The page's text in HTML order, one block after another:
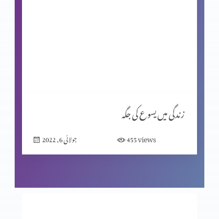
نجات بخش ایمان کے صبوت (حصہ 7)
نجات بخش ایمان کے صبوت (حصہ 6)
زندگی میں یسوع کی جگہ
جولائی 6, 2022 455views